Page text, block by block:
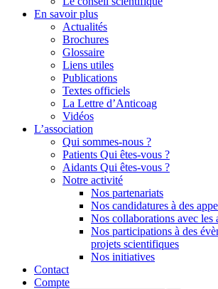
En savoir plus
Actualités
Brochures
Glossaire
Liens utiles
Publications
Textes officiels
La Lettre d’Anticoag
Vidéos
L’association
Qui sommes-nous ?
Patients Qui êtes-vous ?
Aidants Qui êtes-vous ?
Notre activité
Nos partenariats
Nos candidatures à des
Nos collaborations avec les
Nos participations à des
projets scientifiques
Nos initiatives
Contact
Compte